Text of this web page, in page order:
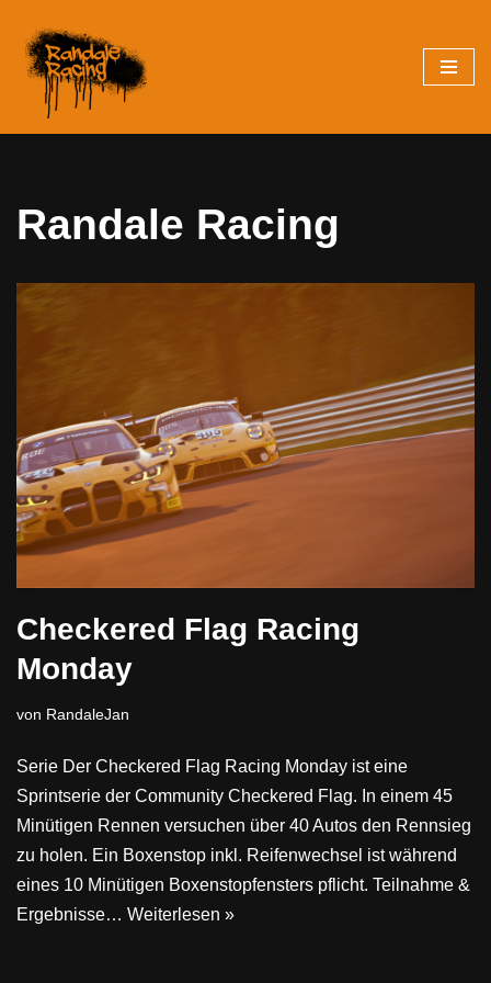
Zum
Inhalt
springen
Randale Racing
Checkered Flag Racing
Monday
von RandaleJan
Serie Der Checkered Flag Racing Monday ist eine
Sprintserie der Community Checkered Flag. In einem 45
Minütigen Rennen versuchen über 40 Autos den Rennsieg
zu holen. Ein Boxenstop inkl. Reifenwechsel ist während
eines 10 Minütigen Boxenstopfensters pflicht. Teilnahme &
Ergebnisse… Weiterlesen »